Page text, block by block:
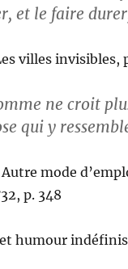
et le faire
villes invisibles,
ne croit
qui y
mode
p. 348
humour